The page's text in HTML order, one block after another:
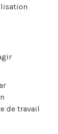
de travail